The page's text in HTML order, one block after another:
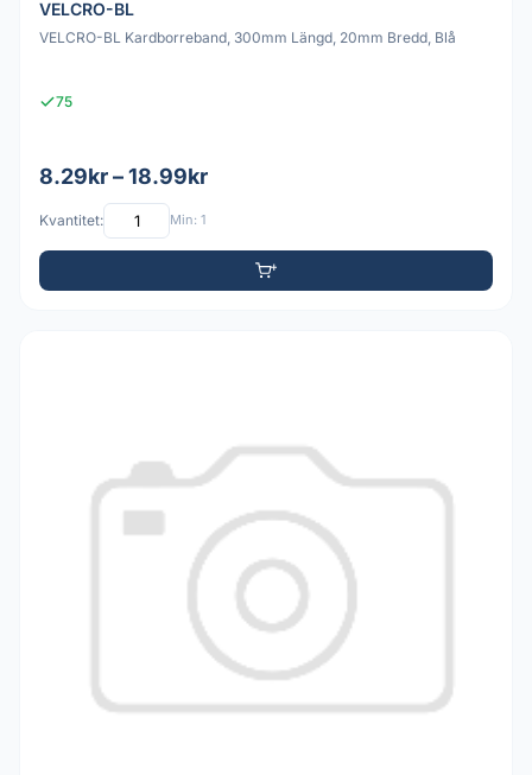
VELCRO-BL
VELCRO-BL Kardborreband, 300mm Längd, 20mm Bredd, Blå
75
8.29kr – 18.99kr
Kvantitet: Min: 1